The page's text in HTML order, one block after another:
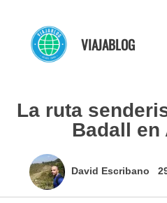
contenido
VIAJABLOG
La ruta
Badall en
David Escribano